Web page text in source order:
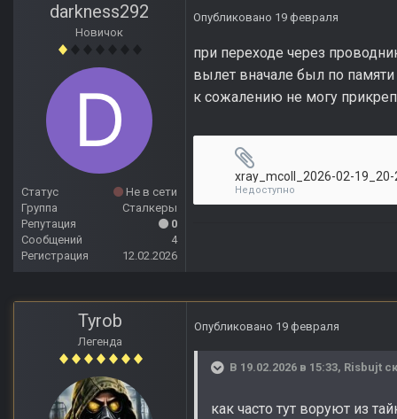
darkness292
Новичок
Статус
Не в сети
Группа
Сталкеры
Репутация
0
Сообщений
4
Регистрация
12.02.2026
Опубликовано 19 февраля
при переходе через
вылет вначале был по
к сожалению не могу
xray_mcoll_2026-02-19_20-
Недоступно
Tyrob
Легенда
Опубликовано 19 февраля
В 19.02.2026 в 15:33, Risbujt
как часто тут воруют из